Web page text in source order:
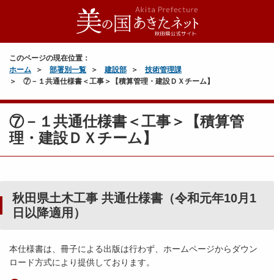
このページの現在位置：
ホーム
部署別一覧 建設部
技術管理課
⑦－１共通仕様書＜工事＞【積算管理・建設ＤＸチーム】
⑦－１共通仕様書＜工事＞【積算管
理・建設ＤＸチーム】
秋田県土木工事 共通仕様書（令和元年10月1
日以降適用）
本仕様書は、冊子による出版は行わず、ホームページからダウン
ロード方式により提供しております。